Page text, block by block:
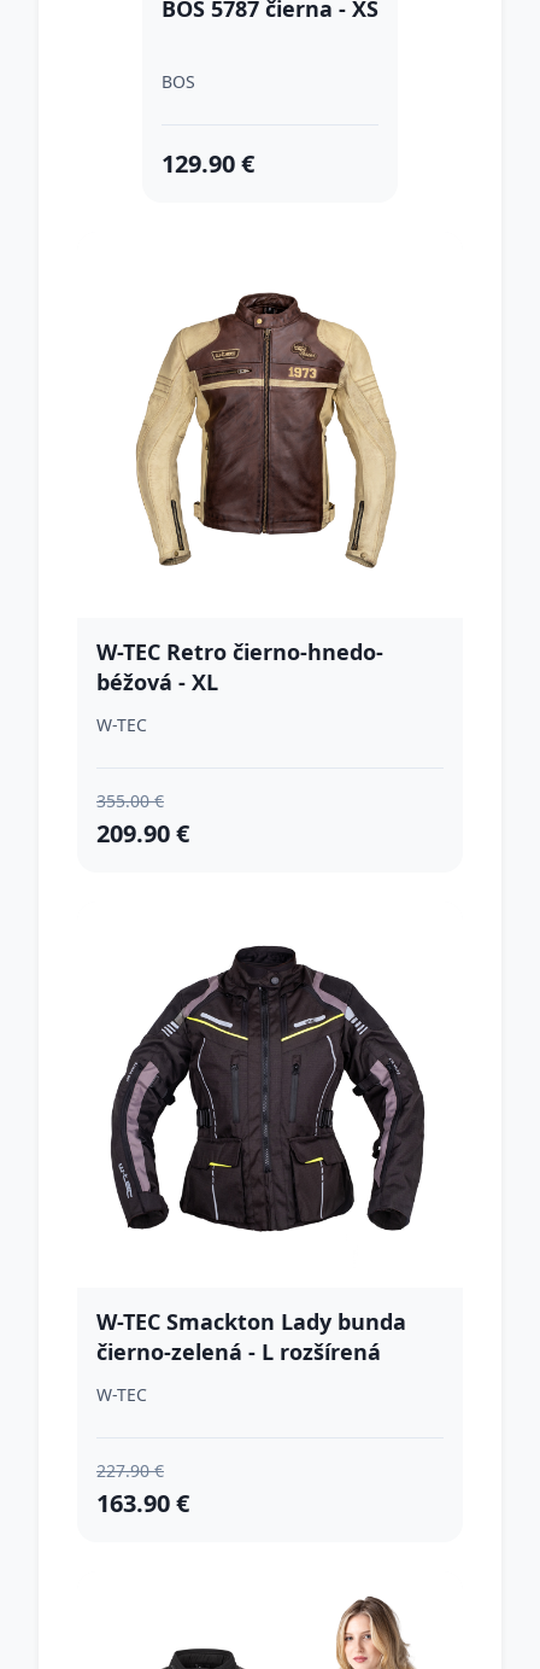
BOS 5787 čierna - XS
BOS
129.90 €
W-TEC Retro čierno-hnedo-
béžová - XL
W-TEC
355.00 €
209.90 €
W-TEC Smackton Lady bunda
čierno-zelená - L rozšírená
W-TEC
227.90 €
163.90 €